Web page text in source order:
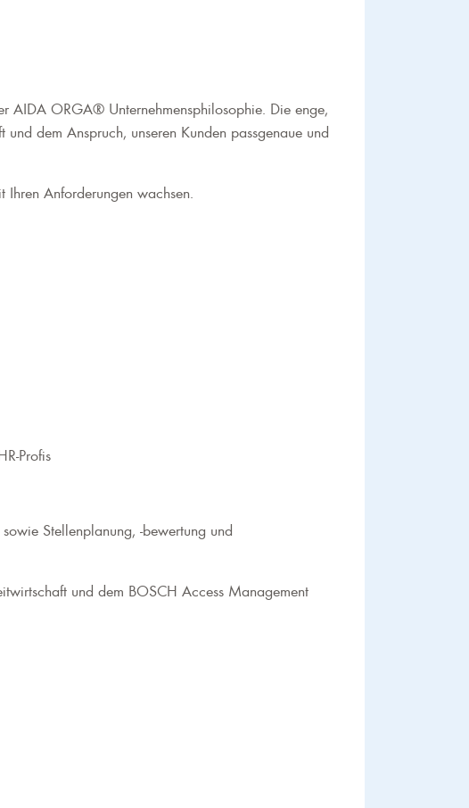
AIDA ORGA® Unternehmensphilosophie. Die enge,
dem Anspruch, unseren Kunden passgenaue und
Ihren Anforderungen wachsen.
Profis
Stellenplanung, -bewertung und
und dem BOSCH Access Management